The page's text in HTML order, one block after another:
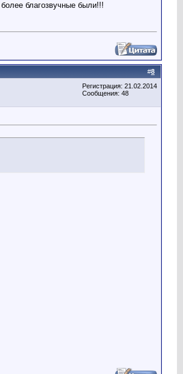
благозвучные были!!!
#8
Регистрация: 21.02.2014
Сообщения: 48